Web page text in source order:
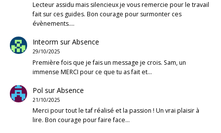
Lecteur assidu mais silencieux je vous remercie pour le travail
fait sur ces guides. Bon courage pour surmonter ces
évènements.…
Inteorm surAbsence
29/10/2025
Première fois que je fais un message je crois. Sam, un
immense MERCI pour ce que tu as fait et…
Pol surAbsence
21/10/2025
Merci pour tout le taf réalisé et la passion ! Un vrai plaisir à
lire. Bon courage pour faire face…